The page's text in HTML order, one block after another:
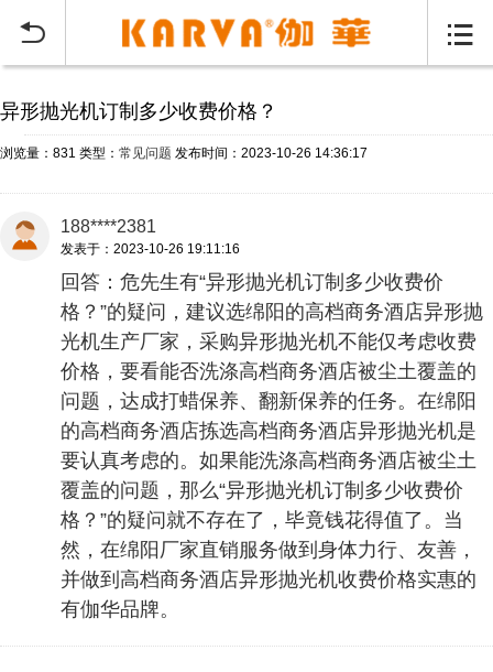
 
异形抛光机订制多少收费价格？
浏览量：831 类型： 常见问题 发布时间：2023-10-26 14:36:17
188****2381
发表于：2023-10-26 19:11:16
回答：危先生有“异形抛光机订制多少收费价
格？”的疑问，建议选绵阳的高档商务酒店异形抛
光机生产厂家，采购异形抛光机不能仅考虑收费
价格，要看能否洗涤高档商务酒店被尘土覆盖的
问题，达成打蜡保养、翻新保养的任务。在绵阳
的高档商务酒店拣选高档商务酒店异形抛光机是
要认真考虑的。如果能洗涤高档商务酒店被尘土
覆盖的问题，那么“异形抛光机订制多少收费价
格？”的疑问就不存在了，毕竟钱花得值了。当
然，在绵阳厂家直销服务做到身体力行、友善，
并做到高档商务酒店异形抛光机收费价格实惠的
有伽华品牌。